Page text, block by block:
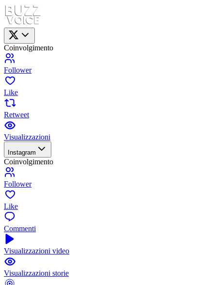
Coinvolgimento
Follower
Like
Retweet
Visualizzazioni
Instagram
Coinvolgimento
Follower
Like
Commenti
Visualizzazioni video
Visualizzazioni storie